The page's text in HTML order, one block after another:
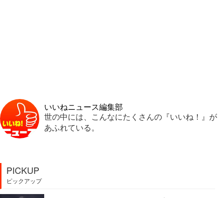
いいねニュース編集部
世の中には、こんなにたくさんの『いいね！』が
あふれている。
PICKUP
ピックアップ